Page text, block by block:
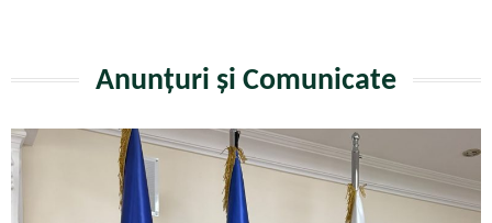
Anunțuri și Comunicate